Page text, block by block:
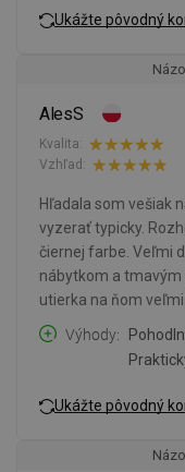
Ukážte pôvodný
AlesS
Kvalita:
Vzhľad:
Hľadala som vešiak
vyzerať typicky.
čiernej farbe. Veľmi
nábytkom a tmavým
utierka na ňom veľmi
Výhody
Ukážte pôvodný